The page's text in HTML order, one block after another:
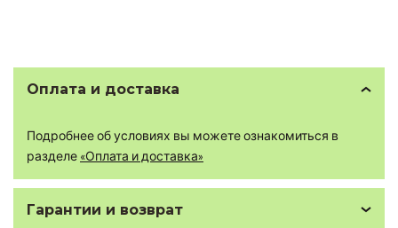
Оплата и доставка
Подробнее об условиях вы можете ознакомиться в
разделе «Оплата и доставка»
Гарантии и возврат